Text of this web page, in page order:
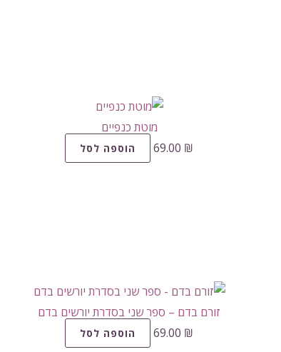
מוטת כנפיים
69.00 ₪ הוספה לסל
זורם בדם – ספר שני בסדרת יורשים בדם
69.00 ₪ הוספה לסל